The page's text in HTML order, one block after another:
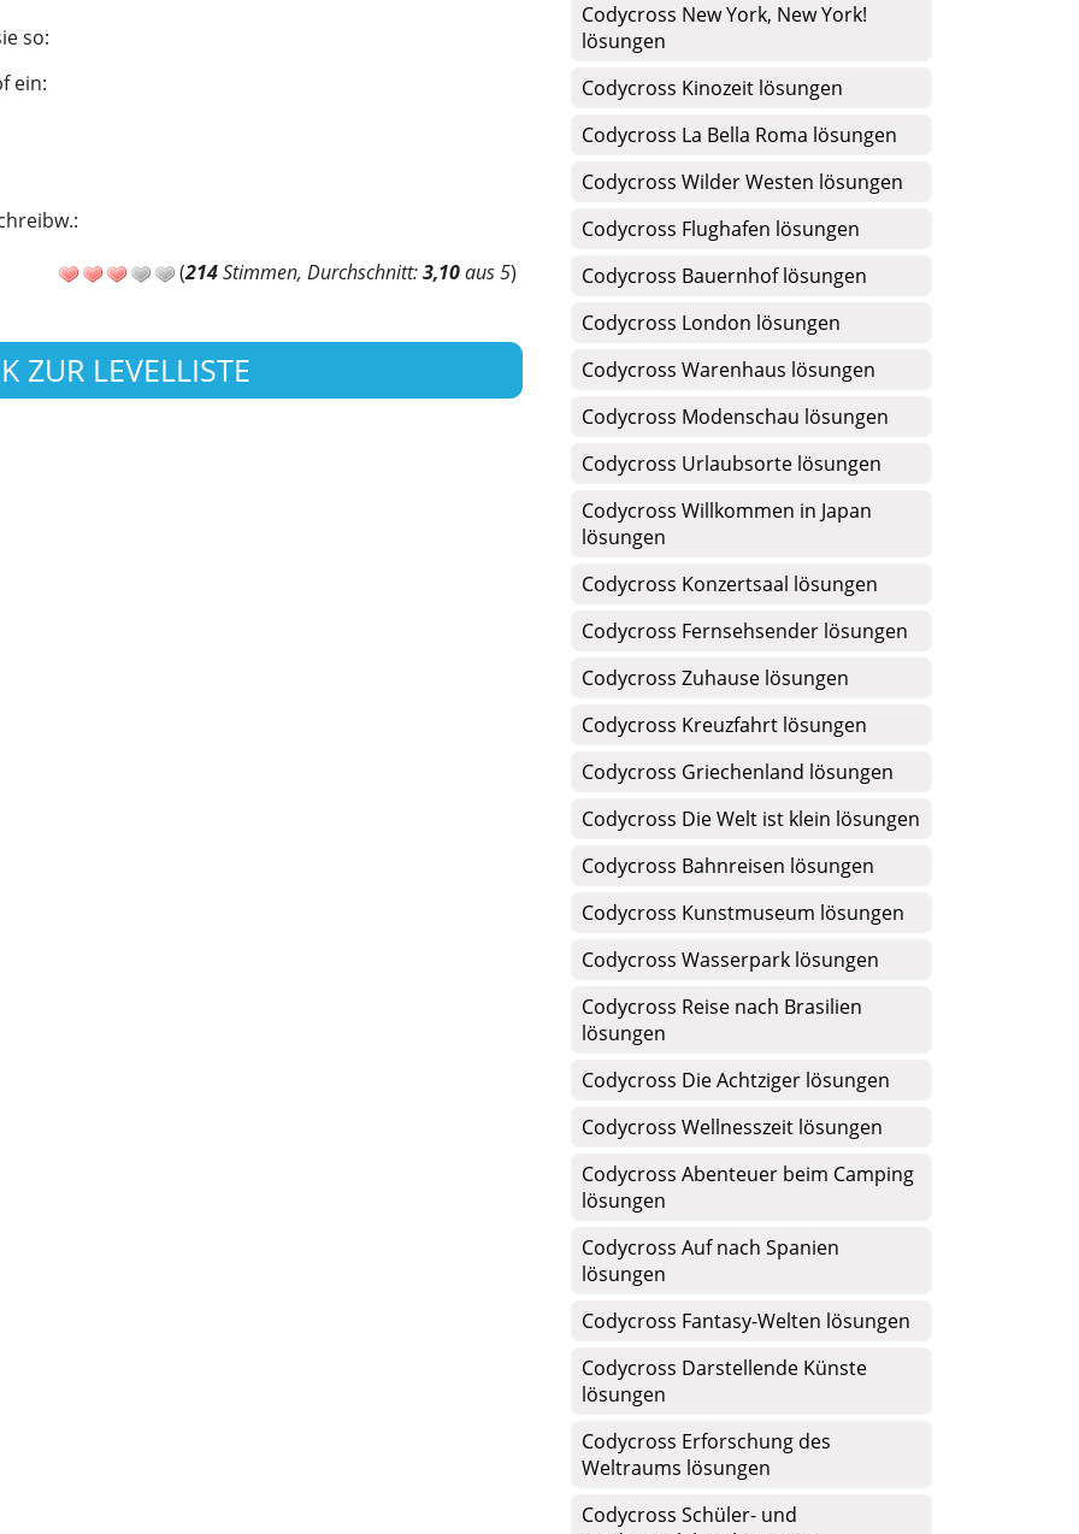
so:
ein:
:
(214Stimmen, Durchschnitt:3,10aus 5)
ZUR LEVELLISTE
Codycross New York, New York!
lösungen
Codycross Kinozeit lösungen
Codycross La Bella Roma lösungen
Codycross Wilder Westen lösungen
Codycross Flughafen lösungen
Codycross Bauernhof lösungen
Codycross London lösungen
Codycross Warenhaus lösungen
Codycross Modenschau lösungen
Codycross Urlaubsorte lösungen
Codycross Willkommen in Japan
lösungen
Codycross Konzertsaal lösungen
Codycross Fernsehsender lösungen
Codycross Zuhause lösungen
Codycross Kreuzfahrt lösungen
Codycross Griechenland lösungen
Codycross Die Welt ist klein lösungen
Codycross Bahnreisen lösungen
Codycross Kunstmuseum lösungen
Codycross Wasserpark lösungen
Codycross Reise nach Brasilien
lösungen
Codycross Die Achtziger lösungen
Codycross Wellnesszeit lösungen
Codycross Abenteuer beim Camping
lösungen
Codycross Auf nach Spanien
lösungen
Codycross Fantasy-Welten lösungen
Codycross Darstellende Künste
lösungen
Codycross Erforschung des
Weltraums lösungen
Codycross Schüler- und